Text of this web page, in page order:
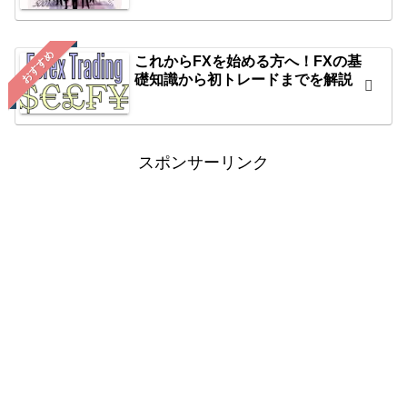
おすすめ
これからFXを始める方へ！FXの基
礎知識から初トレードまでを解説
スポンサーリンク